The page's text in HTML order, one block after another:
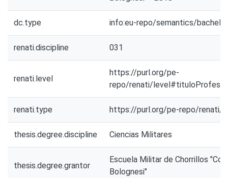
dc.type info:eu-repo/semantics/
renati.discipline 031
renati.level
https://purl.org/pe-
repo/renati/
renati.type https://purl.org/pe-repo/renati/
thesis.degree.discipline Ciencias Militares
thesis.degree.grantor
Escuela Militar de Chorrillos
Bolognesi"